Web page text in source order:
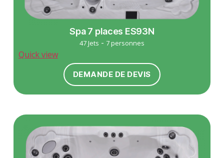
Spa 7 places ES93N
47 Jets - 7 personnes
Quick view
DEMANDE DE DEVIS